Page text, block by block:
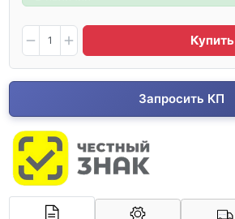
Купить
Запросить КП